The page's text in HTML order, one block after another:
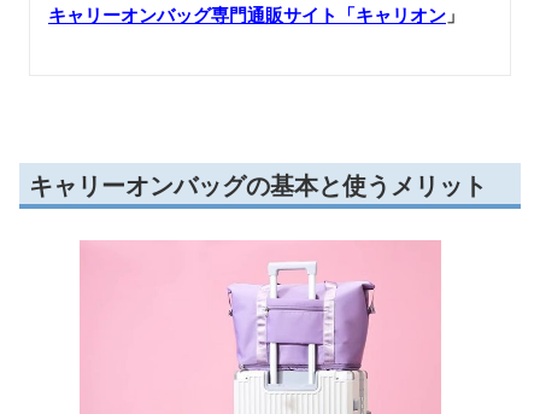
キャリーオンバッグ専門通販サイト「キャリオン 」
キャリーオンバッグの基本と使うメリット